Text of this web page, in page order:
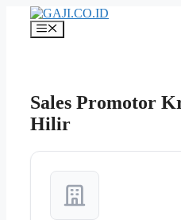
Langsung
Menu
Sales Promotor
Hilir